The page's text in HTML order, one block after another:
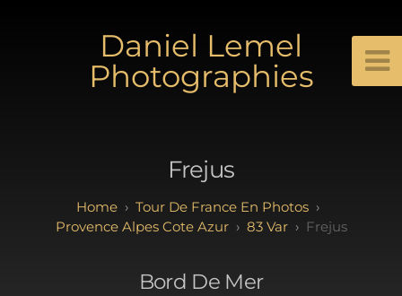
Daniel Lemel
Photographies
Frejus
Tour De France En Photos
Provence Alpes Cote Azur
83 Var Frejus
Bord De Mer